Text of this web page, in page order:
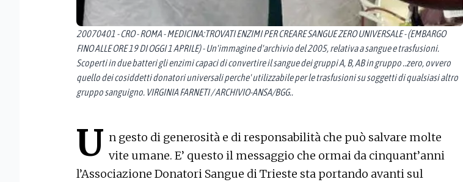
20070401 - CRO - ROMA - MEDICINA:TROVATI ENZIMI PER CREARE SANGUE ZERO UNIVERSALE - (EMBARGO
FINO ALLE ORE 19 DI OGGI 1 APRILE) - Un'immagine d'archivio del 2005, relativa a sangue e trasfusioni.
Scoperti in due batteri gli enzimi capaci di convertire il sangue dei gruppi A, B, AB in gruppo ..zero, ovvero
quello dei cosiddetti donatori universali perche' utilizzabile per le trasfusioni su soggetti di qualsiasi altro
gruppo sanguigno. VIRGINIA FARNETI / ARCHIVIO-ANSA/BGG..
U n gesto di generosità e di responsabilità che può salvare molte
vite umane. E’ questo il messaggio che ormai da cinquant’anni
l’Associazione Donatori Sangue di Trieste sta portando avanti sul